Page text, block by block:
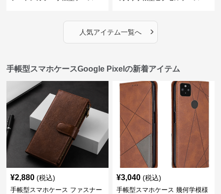
人気アイテム一覧へ ›
手帳型スマホケースGoogle Pixelの新着アイテム
¥2,880 (税込)
手帳型スマホケース ファスナー
¥3,040 (税込)
手帳型スマホケース 幾何学模様